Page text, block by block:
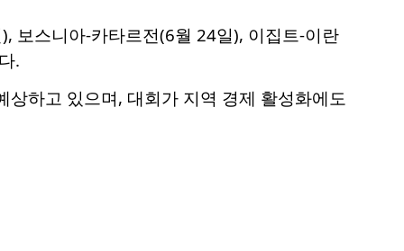
보스니아-카타르전(6월 24일), 이집트-이란
.
하고 있으며, 대회가 지역 경제 활성화에도